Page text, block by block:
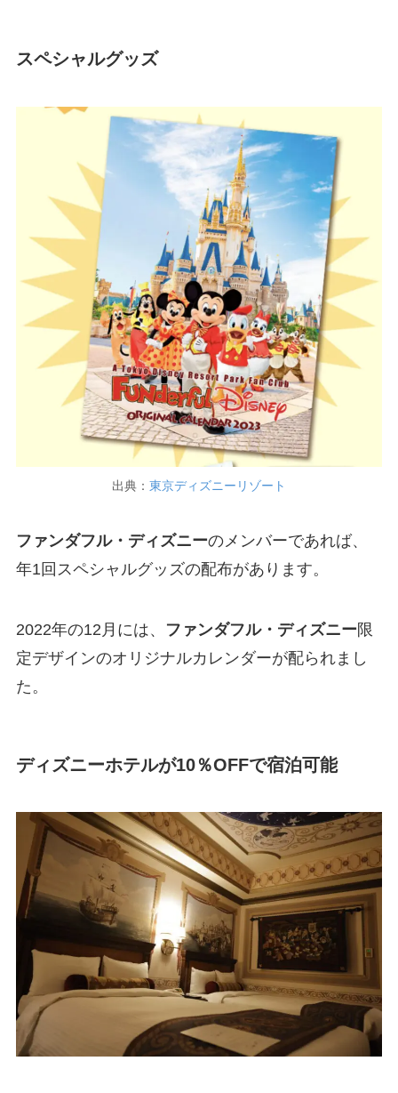
スペシャルグッズ
出典： 東京ディズニーリゾート
ファンダフル・ディズニーのメンバーであれば、
年1回スペシャルグッズの配布があります。
2022年の12月には、 ファンダフル・ディズニー限
定デザインのオリジナルカレンダーが配られまし
た。
ディズニーホテルが10％OFFで宿泊可能